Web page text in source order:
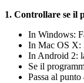
1. Controllare se il
In Windows:
In Mac OS X:
In Android 2:
Se il
Passa al